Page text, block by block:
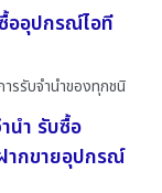
ออุปกรณ์ไอที
รรับจำนำของทุกชนิ
นำ รับซื้อ
ากขายอุปกรณ์